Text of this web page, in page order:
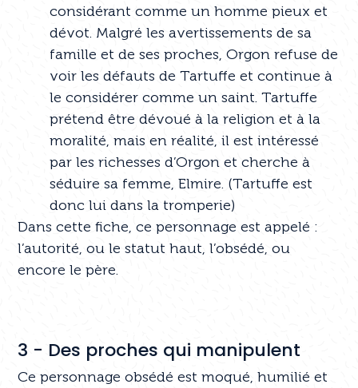
considérant comme un homme pieux et
dévot. Malgré les avertissements de sa
famille et de ses proches, Orgon refuse de
voir les défauts de Tartuffe et continue à
le considérer comme un saint. Tartuffe
prétend être dévoué à la religion et à la
moralité, mais en réalité, il est intéressé
par les richesses d’Orgon et cherche à
séduire sa femme, Elmire. (Tartuffe est
donc lui dans la tromperie)
Dans cette fiche, ce personnage est appelé :
l’autorité, ou le statut haut, l’obsédé, ou
encore le père.
3 - Des proches qui manipulent
Ce personnage obsédé est moqué, humilié et